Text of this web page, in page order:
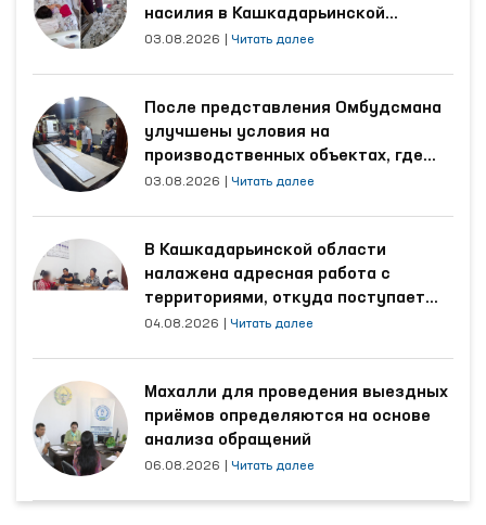
насилия в Кашкадарьинской
области
03.08.2026 Читать далее
После представления Омбудсмана
улучшены условия на
производственных объектах, где
трудятся осуждённые
03.08.2026 Читать далее
В Кашкадарьинской области
налажена адресная работа с
территориями, откуда поступает
наибольшее количество обращений
04.08.2026 Читать далее
Махалли для проведения выездных
приёмов определяются на основе
анализа обращений
06.08.2026 Читать далее